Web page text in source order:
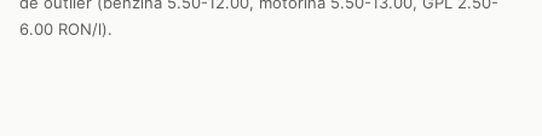
6.00 RON/l).